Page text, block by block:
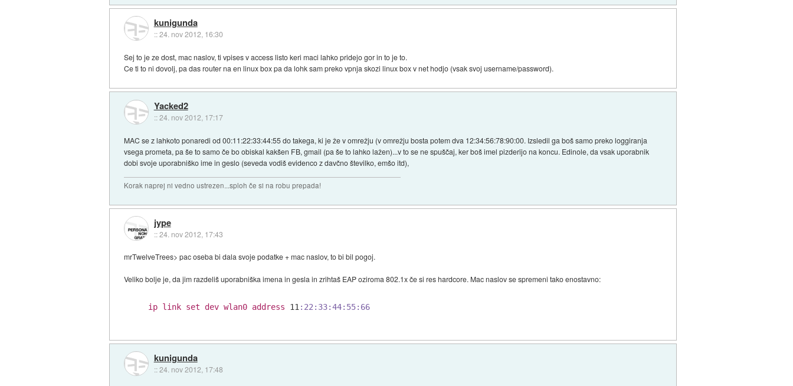
kunigunda
::24. nov 2012, 16:30
Sej to je ze dost, mac naslov, ti vpises v access listo keri maci lahko pridejo gor in to je to.
Ce ti to ni dovolj, pa das router na en linux box pa da lohk sam preko vpnja skozi linux box v net hodjo (vsak svoj username/password).
Yacked2
::24. nov 2012, 17:17
MAC se z lahkoto ponaredi od 00:11:22:33:44:55 do takega, ki je že v omrežju (v omrežju bosta potem dva 12:34:56:78:90:00. Izsledil ga boš samo preko loggiranja
vsega prometa, pa še to samo če bo obiskal kakšen FB, gmail (pa še to lahko lažen)...v to se ne spuščaj, ker boš imel pizderijo na koncu. Edinole, da vsak uporabnik
dobi svoje uporabniško ime in geslo (seveda vodiš evidenco z davčno številko, emšo itd),
Korak naprej ni vedno ustrezen...sploh če si na robu prepada!
jype
::24. nov 2012, 17:43
mrTwelveTrees> pac oseba bi dala svoje podatke + mac naslov, to bi bil pogoj.
Veliko bolje je, da jim razdeliš uporabniška imena in gesla in zrihtaš EAP oziroma 802.1x če si res hardcore. Mac naslov se spremeni tako enostavno:
ip link set dev wlan0 address 11:22:33:44:55:66
kunigunda
::24. nov 2012, 17:48